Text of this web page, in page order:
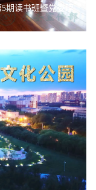
期读书班暨党委理